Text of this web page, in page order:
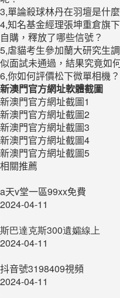
3,單論殺球林丹在羽壇是什
4,知名基金經理張坤重倉旗
自購，釋放了哪些信號？
5,虐貓考生參加蘭大研究生
似面試未通過，結果究竟如
6,你如何評價松下微單相機？
新澳門官方網址軟體截圖
新澳門官方網址截圖1
新澳門官方網址截圖2
新澳門官方網址截圖3
新澳門官方網址截圖4
新澳門官方網址截圖5
相關推薦
a天v堂一區99xx免費
2024-04-11
斯巴達克斯300遺孀線上
2024-04-11
抖音號3198409視頻
2024-04-11